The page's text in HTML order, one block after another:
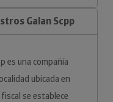
Galan Scpp
es una compañía
ubicada en
se establece